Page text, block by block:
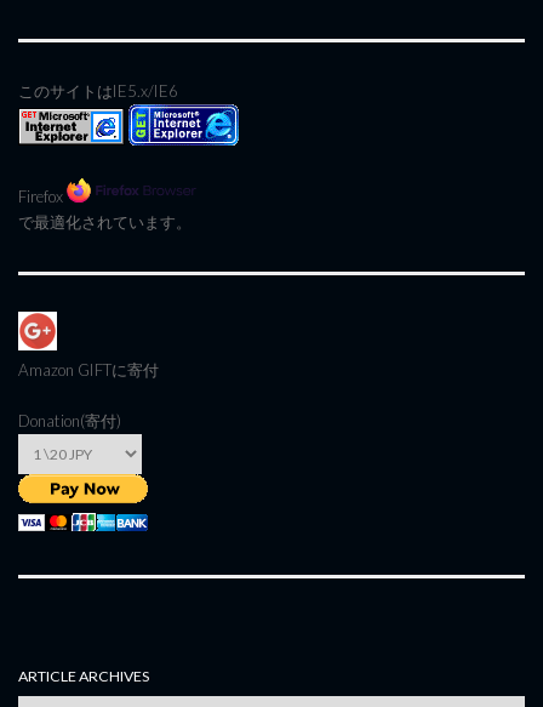
このサイトはIE5.x/IE6
Firefox
で最適化されています。
Amazon GIFTに寄付
Donation(寄付)
ARTICLE ARCHIVES